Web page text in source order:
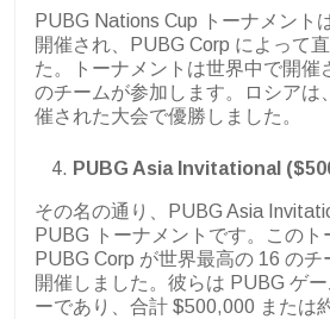
PUBG Nations Cup トーナメント
開催され、PUBG Corp によって
た。トーナメントは世界中で開催
のチームが参加します。ロシアは
催された大会で優勝しました。
PUBG Asia Invitational
その名の通り、PUBG Asia
PUBG トーナメントです。このト
PUBG Corp が世界最高の 16 の
開催しました。彼らは PUBG ゲ
ーであり、合計 $500,000 または